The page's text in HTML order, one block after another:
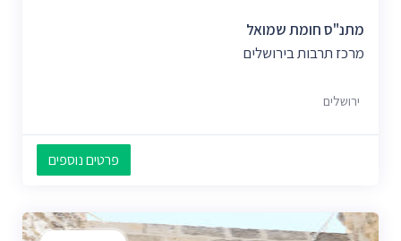
מתנ"ס חומת שמואל
מרכז תרבות בירושלים
ירושלים
פרטים נוספים